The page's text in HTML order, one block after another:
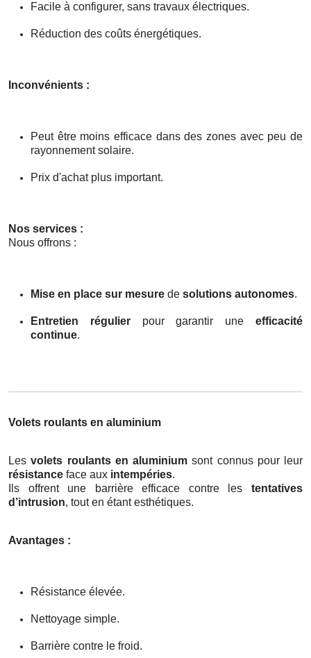
Facile à configurer, sans travaux électriques.
Réduction des coûts énergétiques.
Inconvénients :
Peut être moins efficace dans des zones avec peu de
rayonnement solaire.
Prix d'achat plus important.
Nos services :
Nous offrons :
Mise en place sur mesure de solutions autonomes.
Entretien régulierpour garantir uneefficacité
continue.
Volets roulants en aluminium
Lesvolets roulants en aluminium sont connus pour leur
résistance face aux intempéries.
Ils offrent une barrière efficace contre les tentatives
d’intrusion, tout en étant esthétiques.
Avantages :
Résistance élevée.
Nettoyage simple.
Barrière contre le froid.